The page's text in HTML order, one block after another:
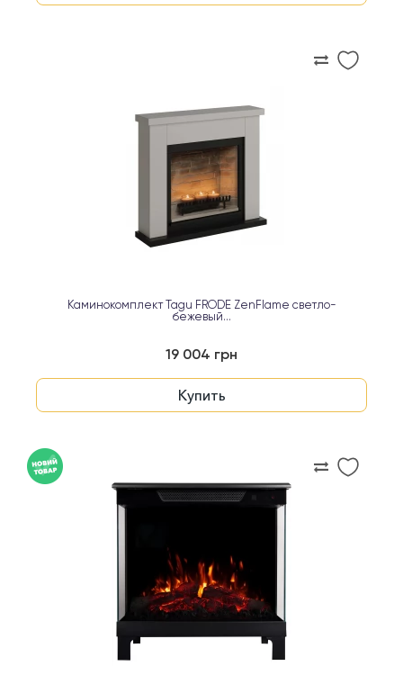
Каминокомплект Tagu FRODE ZenFlame светло-
бежевый...
19 004 грн
Купить